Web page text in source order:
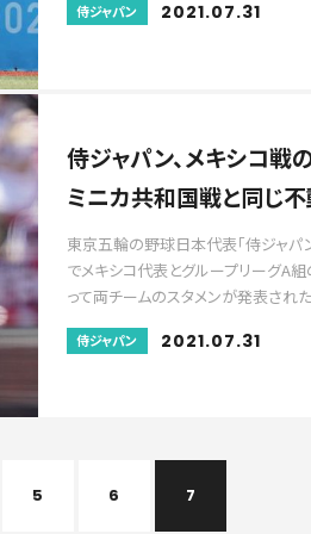
侍ジャパン 2021.07.31
侍ジャパン、メキシコ
ミニカ共和国戦と同じ
東京五輪の野球日本代表「侍ジャパ
でメキシコ代表とグループリーグA
って両チームのスタメンが発表され
侍ジャパン 2021.07.31
5 6 7